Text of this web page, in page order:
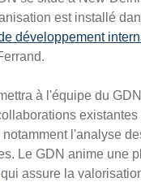
est installé
développement
à l'équipe du
notamment l'analyse
Le GDN anime une
qui assure la